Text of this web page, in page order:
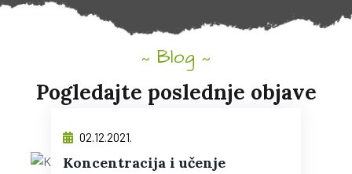
Blog
Pogledajte poslednje objave
02.12.2021.
Koncentracija i učenje